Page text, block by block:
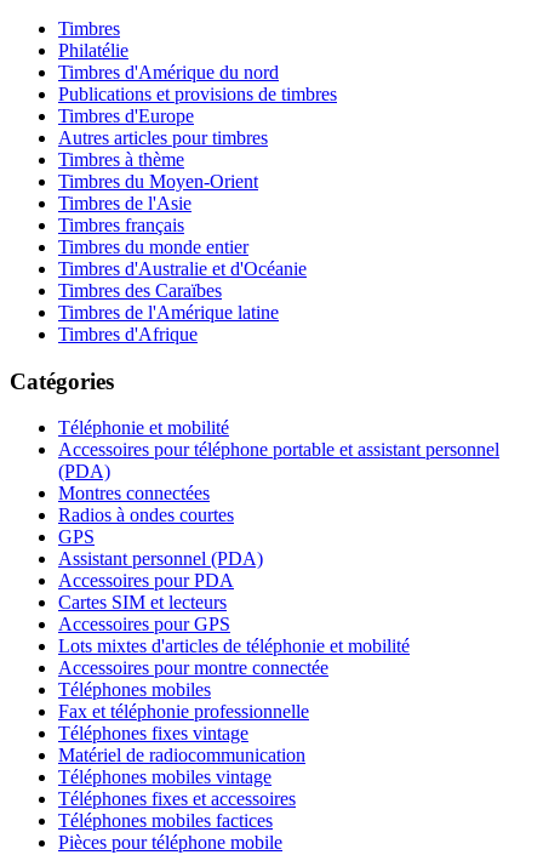
Timbres
Philatélie
Timbres d'Amérique du nord
Publications et provisions de timbres
Timbres d'Europe
Autres articles pour timbres
Timbres à thème
Timbres du Moyen-Orient
Timbres de l'Asie
Timbres français
Timbres du monde entier
Timbres d'Australie et d'Océanie
Timbres des Caraïbes
Timbres de l'Amérique latine
Timbres d'Afrique
Catégories
Téléphonie et mobilité
Accessoires pour téléphone portable et assistant personnel
(PDA)
Montres connectées
Radios à ondes courtes
GPS
Assistant personnel (PDA)
Accessoires pour PDA
Cartes SIM et lecteurs
Accessoires pour GPS
Lots mixtes d'articles de téléphonie et mobilité
Accessoires pour montre connectée
Téléphones mobiles
Fax et téléphonie professionnelle
Téléphones fixes vintage
Matériel de radiocommunication
Téléphones mobiles vintage
Téléphones fixes et accessoires
Téléphones mobiles factices
Pièces pour téléphone mobile